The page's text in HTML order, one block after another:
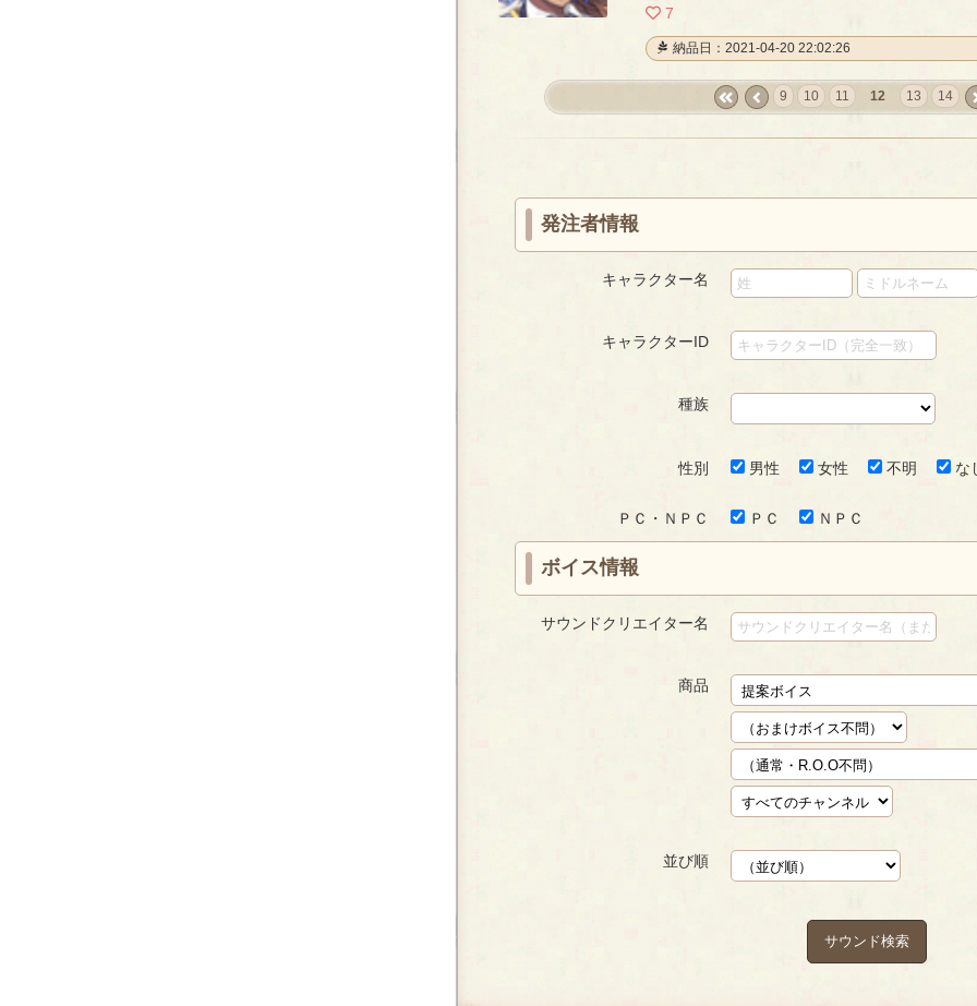
7
納品日：2021-04-20 22:02:26
9 10 11 12 13
14
発注者情報
キャラクター名
キャラクターID
種族
性別 男性 女性 不明 な
ＰＣ・ＮＰＣ ＰＣ ＮＰＣ
ボイス情報
サウンドクリエイター名
商品
並び順
サウンド検索